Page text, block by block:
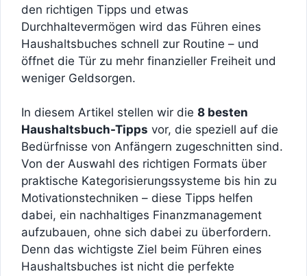
den richtigen Tipps und etwas
Durchhaltevermögen wird das Führen eines
Haushaltsbuches schnell zur Routine – und
öffnet die Tür zu mehr finanzieller Freiheit und
weniger Geldsorgen.
In diesem Artikel stellen wir die 8 besten
Haushaltsbuch-Tipps vor, die speziell auf die
Bedürfnisse von Anfängern zugeschnitten sind.
Von der Auswahl des richtigen Formats über
praktische Kategorisierungssysteme bis hin zu
Motivationstechniken – diese Tipps helfen
dabei, ein nachhaltiges Finanzmanagement
aufzubauen, ohne sich dabei zu überfordern.
Denn das wichtigste Ziel beim Führen eines
Haushaltsbuches ist nicht die perfekte